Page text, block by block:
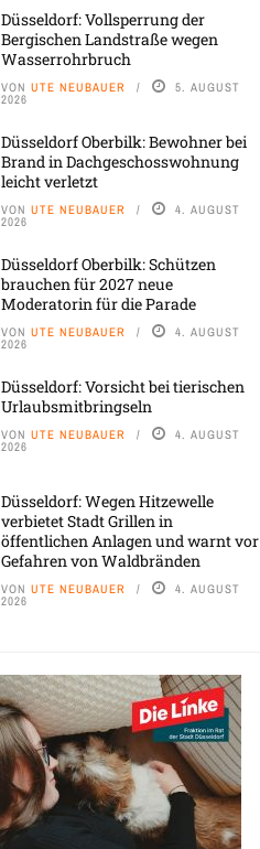
Düsseldorf: Vollsperrung der
Bergischen Landstraße wegen
Wasserrohrbruch
VON UTE NEUBAUER 5. AUGUST
2026
Düsseldorf Oberbilk: Bewohner bei
Brand in Dachgeschosswohnung
leicht verletzt
VON UTE NEUBAUER 4. AUGUST
2026
Düsseldorf Oberbilk: Schützen
brauchen für 2027 neue
Moderatorin für die Parade
VON UTE NEUBAUER 4. AUGUST
2026
Düsseldorf: Vorsicht bei tierischen
Urlaubsmitbringseln
VON UTE NEUBAUER 4. AUGUST
2026
Düsseldorf: Wegen Hitzewelle
verbietet Stadt Grillen in
öffentlichen Anlagen und warnt vor
Gefahren von Waldbränden
VON UTE NEUBAUER 4. AUGUST
2026